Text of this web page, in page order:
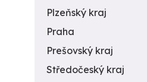
Plzeňský kraj
Praha
Prešovský kraj
Středočeský kraj